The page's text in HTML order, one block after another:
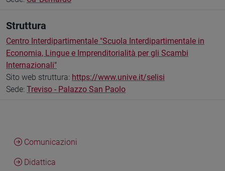
Struttura
Centro Interdipartimentale "Scuola Interdipartimentale in
Economia, Lingue e Imprenditorialità per gli Scambi
Internazionali"
Sito web struttura: https://www.unive.it/selisi
Sede: Treviso - Palazzo San Paolo
Comunicazioni
Didattica